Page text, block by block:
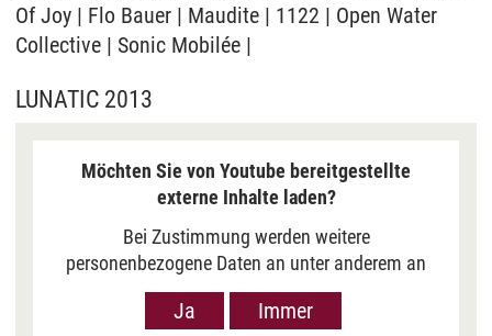
Of Joy | Flo Bauer | Maudite | 1122 | Open Water
Collective | Sonic Mobilée |
LUNATIC 2013
Möchten Sie von Youtube bereitgestellte
externe Inhalte laden?
Bei Zustimmung werden weitere
personenbezogene Daten an unter anderem an
Google in den USA übermittelt, um Ihnen Youtube-
Videos anzuzeigen. Der Europäische Gerichtshof
Ja Immer